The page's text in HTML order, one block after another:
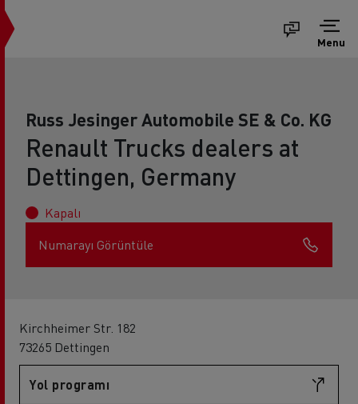
Menu
Russ Jesinger Automobile SE & Co. KG
Renault Trucks dealers at
Dettingen, Germany
Kapalı
Numarayı Görüntüle
Kirchheimer Str. 182
73265 Dettingen
Yol programı